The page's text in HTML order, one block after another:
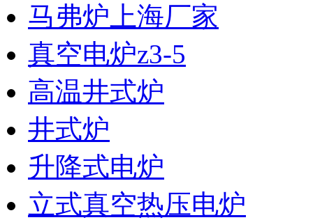
马弗炉上海厂家
真空电炉z3-5
高温井式炉
井式炉
升降式电炉
立式真空热压电炉